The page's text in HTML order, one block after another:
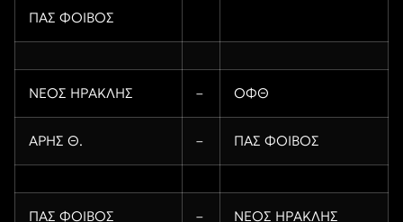
ΠΑΣ ΦΟΙΒΟΣ
ΝΕΟΣ ΗΡΑΚΛΗΣ – ΟΦΘ
ΑΡΗΣ Θ. – ΠΑΣ ΦΟΙΒΟΣ
ΠΑΣ ΦΟΙΒΟΣ – ΝΕΟΣ ΗΡΑΚΛΗΣ